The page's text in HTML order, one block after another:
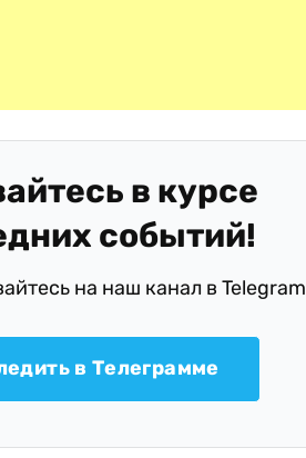
в курсе
событий!
на наш канал в Telegram
в Телеграмме